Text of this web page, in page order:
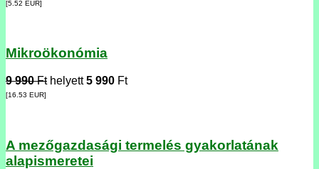
[5.52 EUR]
Mikroökonómia
9 990 Fthelyett5 990 Ft
[16.53 EUR]
A mezőgazdasági termelés gyakorlatának
alapismeretei